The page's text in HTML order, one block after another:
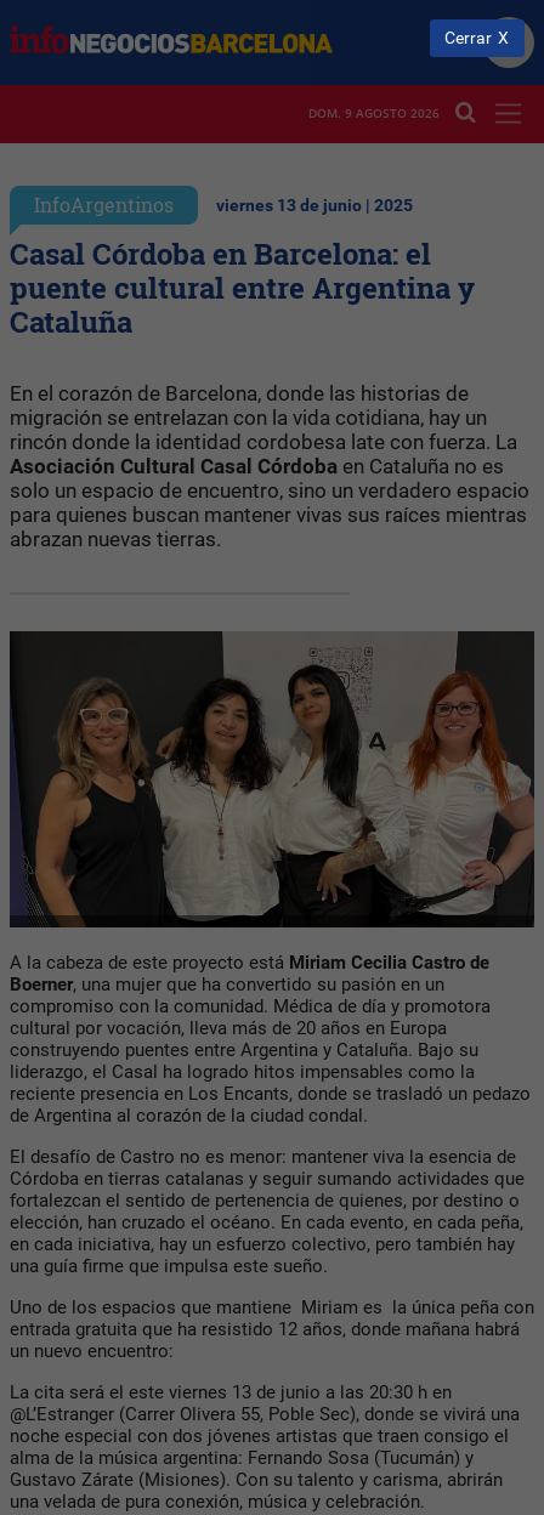
DOM. 9 AGOSTO 2026
InfoArgentinos viernes 13 de junio | 2025
Casal Córdoba en Barcelona: el
puente cultural entre Argentina y
Cataluña
En el corazón de Barcelona, donde las historias de
migración se entrelazan con la vida cotidiana, hay un
rincón donde la identidad cordobesa late con fuerza. La
Asociación Cultural Casal Córdoba en Cataluña no es
solo un espacio de encuentro, sino un verdadero espacio
para quienes buscan mantener vivas sus raíces mientras
abrazan nuevas tierras.
A la cabeza de este proyecto está Miriam Cecilia Castro de
Boerner, una mujer que ha convertido su pasión en un
compromiso con la comunidad. Médica de día y promotora
cultural por vocación, lleva más de 20 años en Europa
construyendo puentes entre Argentina y Cataluña. Bajo su
liderazgo, el Casal ha logrado hitos impensables como la
reciente presencia en Los Encants, donde se trasladó un pedazo
de Argentina al corazón de la ciudad condal.
El desafío de Castro no es menor: mantener viva la esencia de
Córdoba en tierras catalanas y seguir sumando actividades que
fortalezcan el sentido de pertenencia de quienes, por destino o
elección, han cruzado el océano. En cada evento, en cada peña,
en cada iniciativa, hay un esfuerzo colectivo, pero también hay
una guía firme que impulsa este sueño.
Uno de los espacios que mantiene Miriam es la única peña con
entrada gratuita que ha resistido 12 años, donde mañana habrá
un nuevo encuentro:
La cita será el este viernes 13 de junio a las 20:30 h en
@L’Estranger (Carrer Olivera 55, Poble Sec), donde se vivirá una
noche especial con dos jóvenes artistas que traen consigo el
alma de la música argentina: Fernando Sosa (Tucumán) y
Gustavo Zárate (Misiones). Con su talento y carisma, abrirán
una velada de pura conexión, música y celebración.
Cerrar